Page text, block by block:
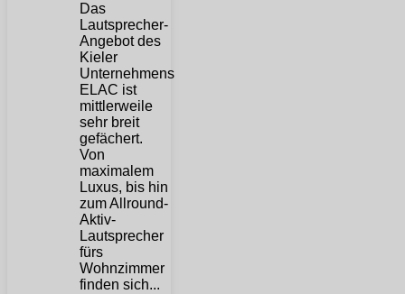
Das
Lautsprecher-
Angebot des
Kieler
Unternehmens
ELAC ist
mittlerweile
sehr breit
gefächert.
Von
maximalem
Luxus, bis hin
zum Allround-
Aktiv-
Lautsprecher
fürs
Wohnzimmer
finden sich...